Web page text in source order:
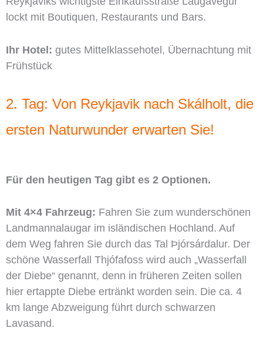
lockt mit Boutiquen, Restaurants und Bars.
Ihr Hotel: gutes Mittelklassehotel, Übernachtung mit
Frühstück
2. Tag: Von Reykjavik nach Skálholt, die
ersten Naturwunder erwarten Sie!
Für den heutigen Tag gibt es 2 Optionen.
Mit 4×4 Fahrzeug: Fahren Sie zum wunderschönen
Landmannalaugar im isländischen Hochland. Auf
dem Weg fahren Sie durch das Tal Þjórsárdalur. Der
schöne Wasserfall Thjófafoss wird auch „Wasserfall
der Diebe“ genannt, denn in früheren Zeiten sollen
hier ertappte Diebe ertränkt worden sein. Die ca. 4
km lange Abzweigung führt durch schwarzen
Lavasand.